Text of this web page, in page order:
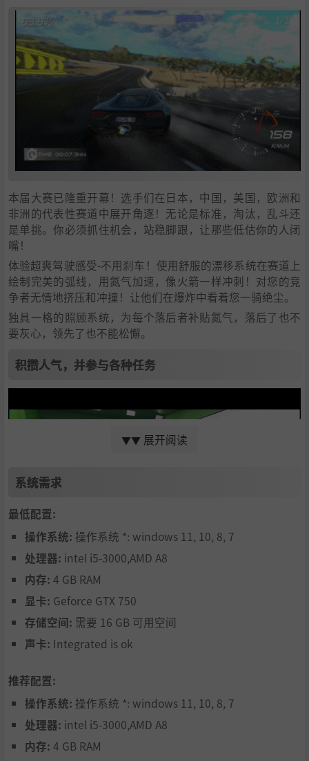
本届大赛已隆重开幕！选手们在日本，中国，美国，欧洲和
非洲的代表性赛道中展开角逐！无论是标准，淘汰，乱斗还
是单挑。你必须抓住机会，站稳脚跟，让那些低估你的人闭
嘴！
体验超爽驾驶感受-不用刹车！使用舒服的漂移系统在赛道上
绘制完美的弧线，用氮气加速，像火箭一样冲刺！对您的竞
争者无情地挤压和冲撞！让他们在爆炸中看着您一骑绝尘。
独具一格的照顾系统，为每个落后者补贴氮气，落后了也不
要灰心，领先了也不能松懈。
积攒人气，并参与各种任务
参与主线锦标赛，博得知名度。然后触发各种支线任务！
在群马和箱根的山道上，与民间JDM车手较量漂移。或者协
助城市警察局，用电子脉冲追捕逃犯。甚至参与赛车电影拍
摄，开车穿梭于外星战场，在电子空间展开震撼十足的冒
险！解锁高级车辆，赢得公众认可，并成为赛车明星！
揭露大赛阴谋，与失控AI进行BOSS战
▼▼ 展开阅读
系统需求
最低配置:
操作系统: 操作系统 *: windows 11, 10, 8, 7
处理器: intel i5-3000,AMD A8
内存: 4 GB RAM
显卡: Geforce GTX 750
存储空间: 需要 16 GB 可用空间
声卡: Integrated is ok
推荐配置:
操作系统: 操作系统 *: windows 11, 10, 8, 7
处理器: intel i5-3000,AMD A8
内存: 4 GB RAM